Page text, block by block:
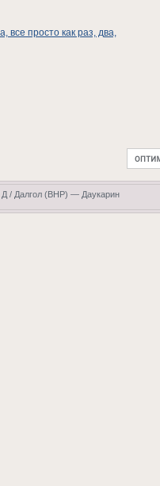
Д/ Далгол (ВНР) — Даукарин